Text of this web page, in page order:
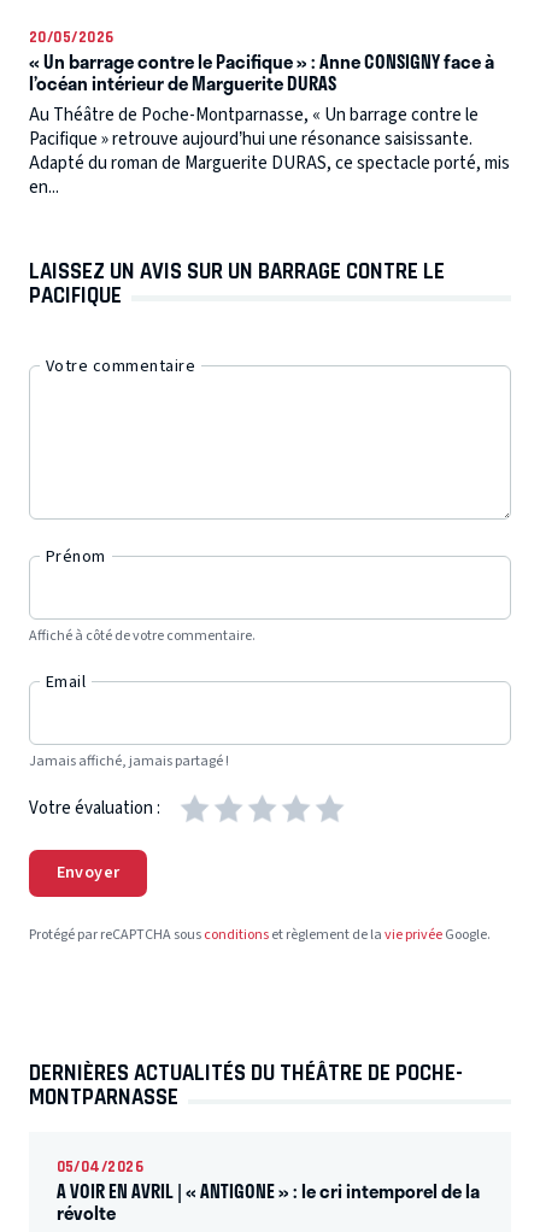
20/05/2026
« Un barrage contre le Pacifique » : Anne CONSIGNY face à
l’océan intérieur de Marguerite DURAS
Au Théâtre de Poche-Montparnasse, « Un barrage contre le
Pacifique » retrouve aujourd’hui une résonance saisissante.
Adapté du roman de Marguerite DURAS, ce spectacle porté, mis
en...
LAISSEZ UN AVIS SUR UN BARRAGE CONTRE LE
PACIFIQUE
Votre commentaire
Prénom
Affiché à côté de votre commentaire.
Email
Jamais affiché, jamais partagé !
Votre évaluation :
Envoyer
Protégé par reCAPTCHA sousconditionset règlement de lavie privéeGoogle.
DERNIÈRES ACTUALITÉS DU THÉÂTRE DE POCHE-
MONTPARNASSE
05/04/2026
A VOIR EN AVRIL | « ANTIGONE » : le cri intemporel de la
révolte